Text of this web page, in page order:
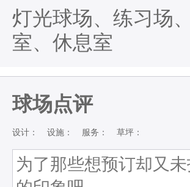
灯光球场、练习场
室、休息室
球场点评
设计： 设施： 服务： 草坪：